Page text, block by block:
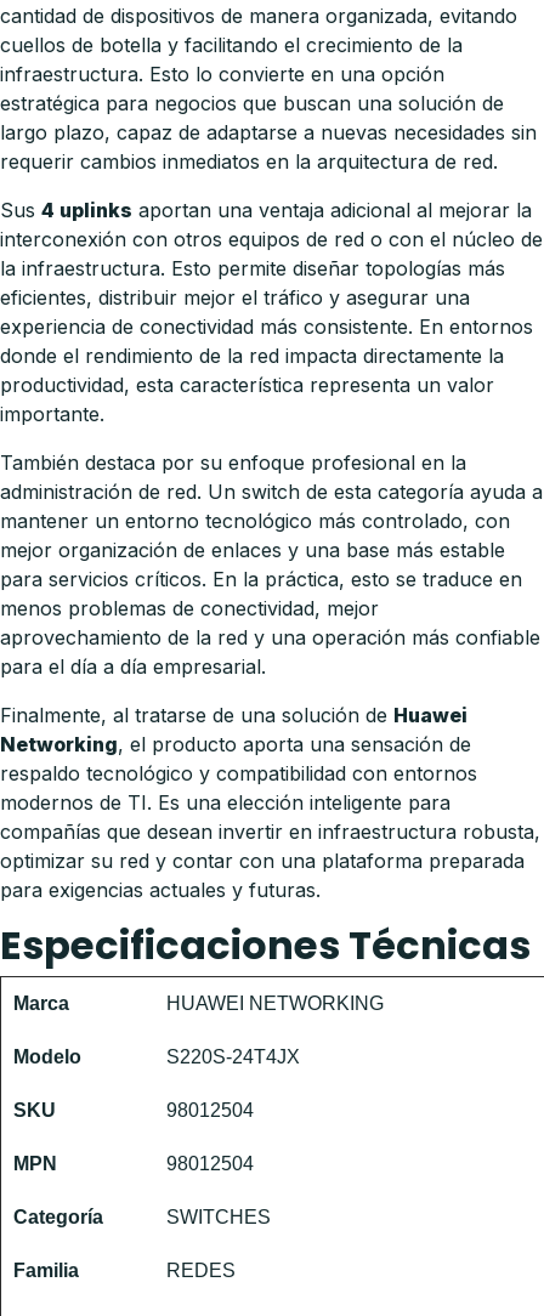
cantidad de dispositivos de manera organizada, evitando
cuellos de botella y facilitando el crecimiento de la
infraestructura. Esto lo convierte en una opción
estratégica para negocios que buscan una solución de
largo plazo, capaz de adaptarse a nuevas necesidades sin
requerir cambios inmediatos en la arquitectura de red.
Sus 4 uplinks aportan una ventaja adicional al mejorar la
interconexión con otros equipos de red o con el núcleo de
la infraestructura. Esto permite diseñar topologías más
eficientes, distribuir mejor el tráfico y asegurar una
experiencia de conectividad más consistente. En entornos
donde el rendimiento de la red impacta directamente la
productividad, esta característica representa un valor
importante.
También destaca por su enfoque profesional en la
administración de red. Un switch de esta categoría ayuda a
mantener un entorno tecnológico más controlado, con
mejor organización de enlaces y una base más estable
para servicios críticos. En la práctica, esto se traduce en
menos problemas de conectividad, mejor
aprovechamiento de la red y una operación más confiable
para el día a día empresarial.
Finalmente, al tratarse de una solución de Huawei
Networking, el producto aporta una sensación de
respaldo tecnológico y compatibilidad con entornos
modernos de TI. Es una elección inteligente para
compañías que desean invertir en infraestructura robusta,
optimizar su red y contar con una plataforma preparada
para exigencias actuales y futuras.
Especificaciones Técnicas
Marca HUAWEI NETWORKING
Modelo S220S-24T4JX
SKU 98012504
MPN 98012504
Categoría SWITCHES
Familia REDES